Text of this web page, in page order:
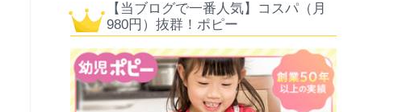
【当ブログで一番人気】コスパ（月
980円）抜群！ポピー